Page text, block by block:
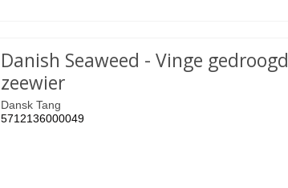
Danish Seaweed - Vinge gedroogd
zeewier
Dansk Tang
5712136000049